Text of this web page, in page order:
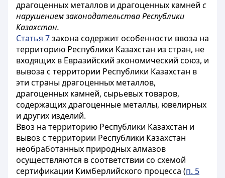
драгоценных металлов и драгоценных камней с
нарушением законодательства Республики
Казахстан.
Статья 7закона содержит особенности ввоза на
территорию Республики Казахстан из стран, не
входящих в Евразийский экономический союз, и
вывоза с территории Республики Казахстан в
эти страны драгоценных металлов,
драгоценных камней, сырьевых товаров,
содержащих драгоценные металлы, ювелирных
и других изделий.
Ввоз на территорию Республики Казахстан и
вывоз с территории Республики Казахстан
необработанных природных алмазов
осуществляются в соответствии со схемой
сертификации Кимберлийского процесса (п. 5